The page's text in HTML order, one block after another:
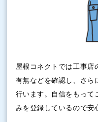
屋根コネクトでは工事店
有無などを確認し、さら
行います。自信をもって
みを登録しているので安